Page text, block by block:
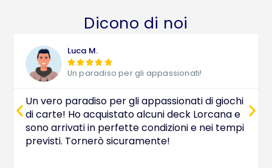
Dicono di noi
Luca M.
 
Un paradiso per gli appassionati!
Un vero paradiso per gli appassionati di giochi
di carte! Ho acquistato alcuni deck Lorcana e
sono arrivati in perfette condizioni e nei tempi
previsti. Tornerò sicuramente!